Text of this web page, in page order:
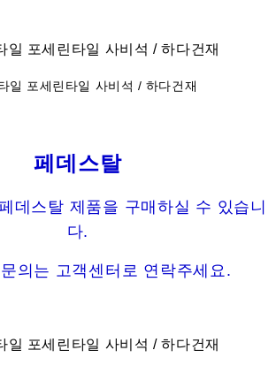
일 포세린타일 사비석 / 하다건재
페데스탈
데스탈 제품을 구매하실 수 있습니
다.
의는 고객센터로 연락주세요.